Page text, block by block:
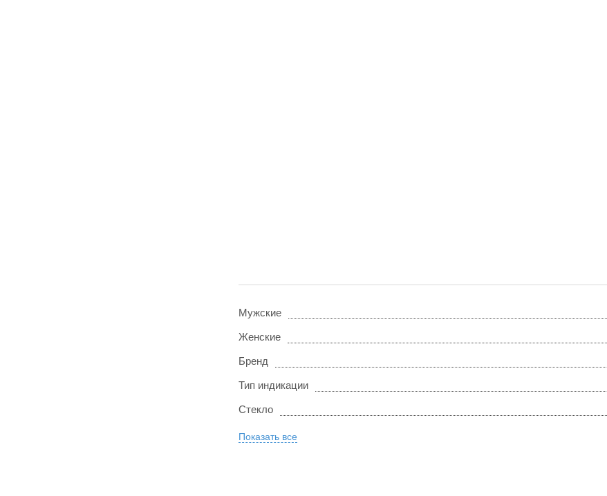
Мужские
Женские
Бренд
Тип индикации
Стекло
Показать все